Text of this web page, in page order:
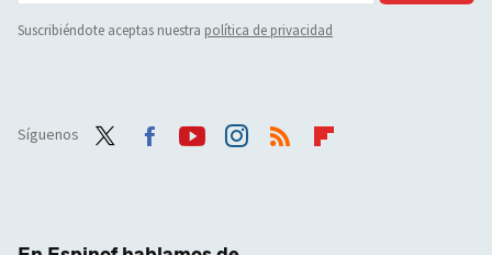
Suscribiéndote aceptas nuestra política de privacidad
Síguenos